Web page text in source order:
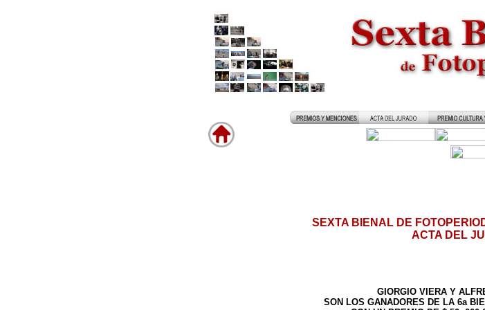
SEXTA BIENAL DE
ACTA DEL
GIORGIO VIERA Y
SON LOS GANADORES DE LA 6a